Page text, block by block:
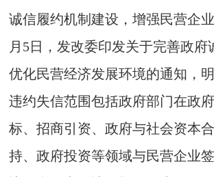
诚信履约机制建设，增强民营企
月5日，发改委印发关于完善政府
优化民营经济发展环境的通知，
违约失信范围包括政府部门在政
标、招商引资、政府与社会资本
持、政府投资等领域与民营企业